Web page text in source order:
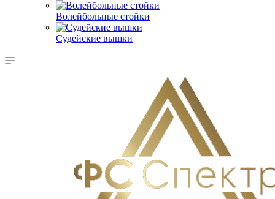
Волейбольные стойки
Судейские вышки